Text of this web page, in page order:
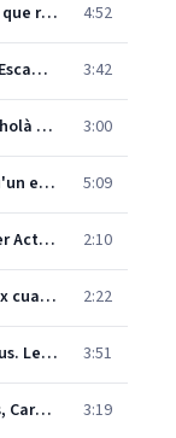
Bizet: Carmen, WD 31, Act III - Je dis que rien ne m'épouvante "Micaëla's Aria" 4:52
Bizet: Carmen, Act III: Duet. Je suis Escamillo 3:42
Bizet: Carmen, WD 31, Act III - Holà, holà José! 3:00
Bizet: Carmen, Act III: Halte! quelqu'un est là qui cherche à se cacher 5:09
Bizet: Carmen, WD 31 - Entracte After Act III (Aragonaise) 2:10
Bizet: Carmen, Act IV: Chorus. A deux cuartos! 2:22
Bizet: Carmen, Act IV: March & Chorus. Les voici! 3:51
Bizet: Carmen, Act IV: Si tu m'aimes, Carmen 3:19